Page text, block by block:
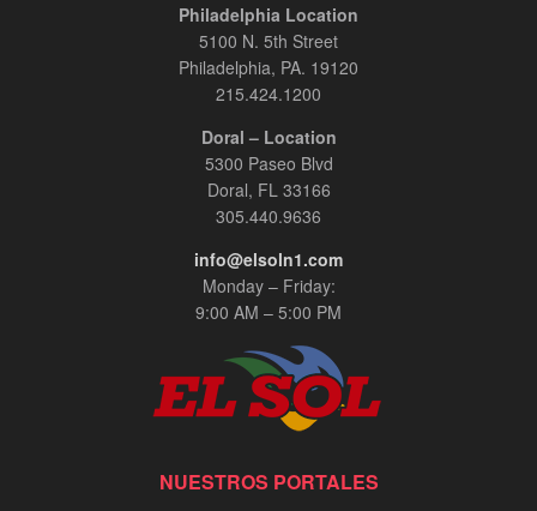
Philadelphia Location
5100 N. 5th Street
Philadelphia, PA. 19120
215.424.1200
Doral – Location
5300 Paseo Blvd
Doral, FL 33166
305.440.9636
info@elsoln1.com
Monday – Friday:
9:00 AM – 5:00 PM
NUESTROS PORTALES